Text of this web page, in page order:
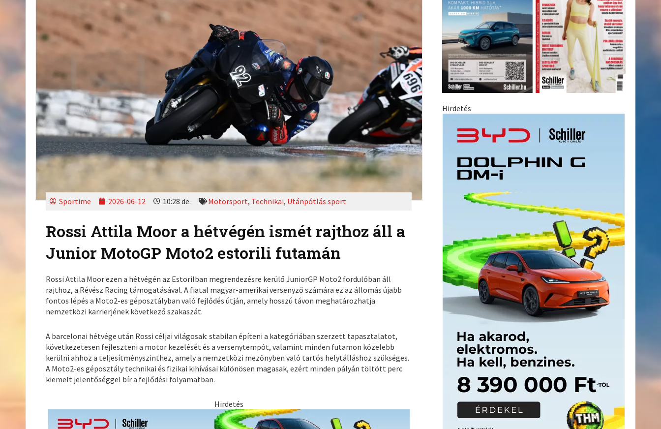
Sportime 2026-06-12 10:28 de. Motorsport, Technikai, Utánpótlás sport
Rossi Attila Moor a hétvégén ismét rajthoz áll a
Junior MotoGP Moto2 estorili futamán
Rossi Attila Moor ezen a hétvégén az Estorilban megrendezésre kerülő JuniorGP Moto2 fordulóban áll
rajthoz, a Révész Racing támogatásával. A fiatal magyar-amerikai versenyző számára ez az állomás újabb
fontos lépés a Moto2-es géposztályban való fejlődés útján, amely hosszú távon meghatározhatja
nemzetközi karrierjének következő szakaszát.
A barcelonai hétvége után Rossi céljai világosak: stabilan építeni a kategóriában szerzett tapasztalatot,
következetesen fejleszteni a motor kezelését és a versenytempót, valamint minden futamon közelebb
kerülni ahhoz a teljesítményszinthez, amely a nemzetközi mezőnyben való tartós helytálláshoz szükséges.
A Moto2-es géposztály technikai és fizikai kihívásai különösen magasak, ezért minden pályán töltött perc
kiemelt jelentőséggel bír a fejlődési folyamatban.
Hirdetés
Hirdetés